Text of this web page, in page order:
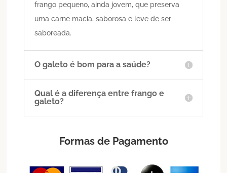
frango pequeno, ainda jovem, que preserva
uma carne macia, saborosa e leve de ser
saboreada.
O galeto é bom para a saúde?
Qual é a diferença entre frango e
galeto?
Formas de Pagamento